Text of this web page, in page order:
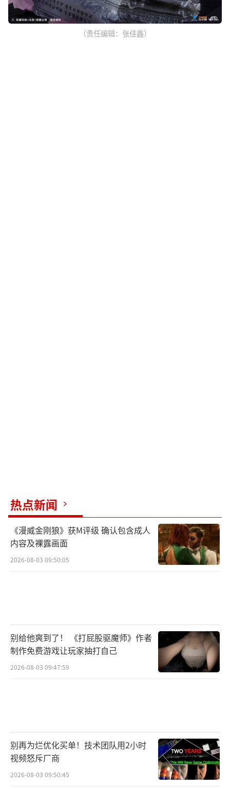
（责任编辑：张佳鑫）
热点新闻
《漫威金刚狼》获M评级 确认包含成人
内容及裸露画面
2026-08-03 09:50:05
别给他爽到了！ 《打屁股驱魔师》作者
制作免费游戏让玩家抽打自己
2026-08-03 09:47:59
别再为烂优化买单！技术团队用2小时
视频怒斥厂商
2026-08-03 09:50:45